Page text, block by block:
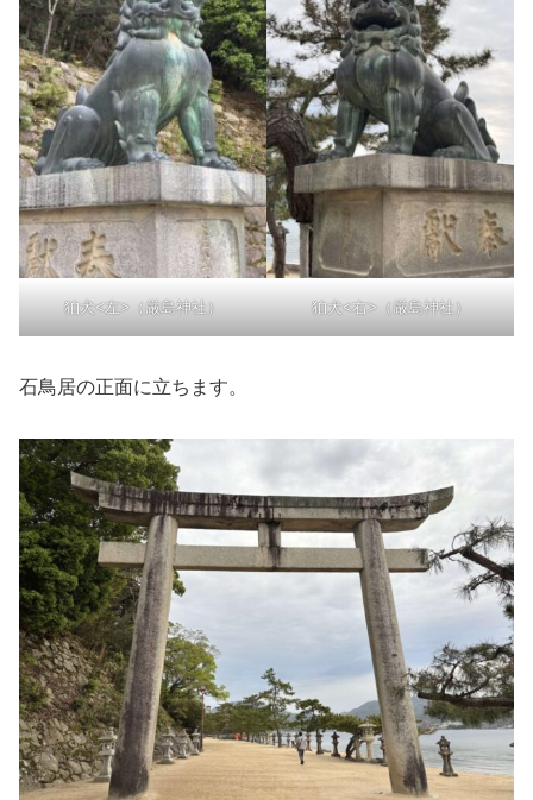
狛犬<左>（厳島神社） 狛犬<右>（厳島神社）
石鳥居の正面に立ちます。